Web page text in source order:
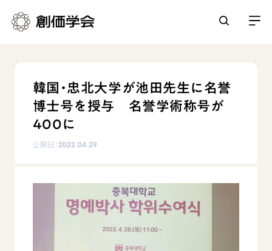
人間革命
自他共の幸福
日蓮大聖人の仏法（教学入門）
日常の活動
平和・文化・教育
核兵器の廃絶に向け連帯を拡大
「人権文化」「ジェンダー平等」を促進
「持続可能な開発目標（SDGs）」の取り組み
世界の創価学会
各国ウェブサイト
世界の創価学会の歴史
韓国・忠北大学が池田先生に名誉
博士号を授与 名誉学術称号が
400に
公開日：2022.04.29